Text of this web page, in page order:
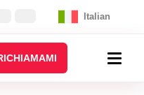
Italian